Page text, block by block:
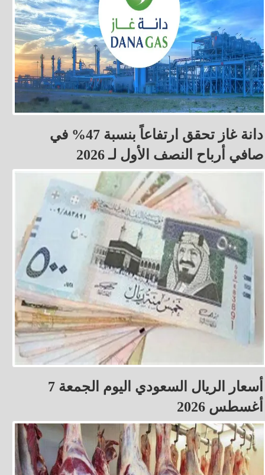
دانة غاز تحقق ارتفاعاً بنسبة 47% في
صافي أرباح النصف الأول لـ 2026
أسعار الريال السعودي اليوم الجمعة 7
أغسطس 2026